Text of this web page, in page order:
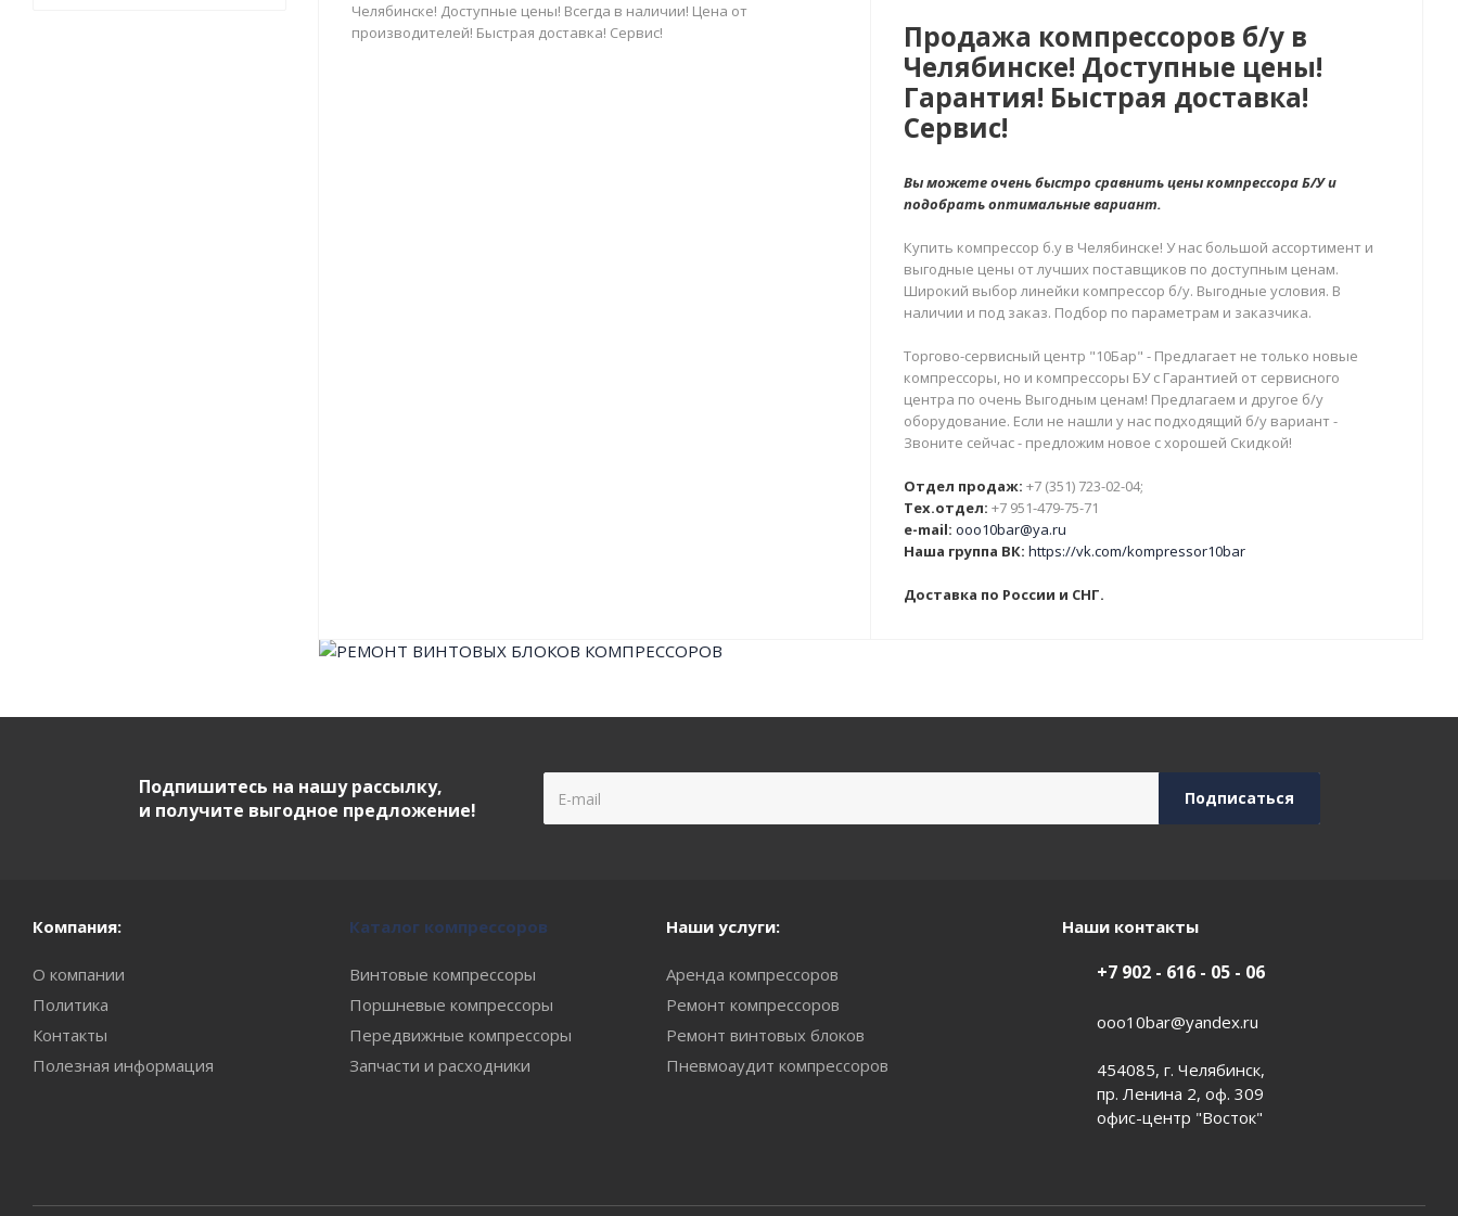
Челябинске! Доступные цены! Всегда в наличии! Цена от
производителей! Быстрая доставка! Сервис!
Продажа компрессоров б/у в
Челябинске! Доступные цены!
Гарантия! Быстрая доставка!
Сервис!
Вы можете очень быстро сравнить цены компрессора Б/У и
подобрать оптимальные вариант.
Купить компрессор б.у в Челябинске! У нас большой ассортимент и
выгодные цены от лучших поставщиков по доступным ценам.
Широкий выбор линейки компрессор б/у. Выгодные условия. В
наличии и под заказ. Подбор по параметрам и заказчика.
Торгово-сервисный центр "10Бар" - Предлагает не только новые
компрессоры, но и компрессоры БУ с Гарантией от сервисного
центра по очень Выгодным ценам! Предлагаем и другое б/у
оборудование. Если не нашли у нас подходящий б/у вариант -
Звоните сейчас - предложим новое с хорошей Скидкой!
Отдел продаж: +7 (351) 723-02-04;
Тех.отдел: +7 951-479-75-71
e-mail: ooo10bar@ya.ru
Наша группа ВК: https://vk.com/kompressor10bar
Доставка по России и СНГ.
Подпишитесь на нашу рассылку,
и получите выгодное предложение!
Компания:
О компании
Политика
Контакты
Полезная информация
Каталог компрессоров
Винтовые компрессоры
Поршневые компрессоры
Передвижные компрессоры
Запчасти и расходники
Наши услуги:
Аренда компрессоров
Ремонт компрессоров
Ремонт винтовых блоков
Пневмоаудит компрессоров
Наши контакты
+7 902 - 616 - 05 - 06
ooo10bar@yandex.ru
454085, г. Челябинск,
пр. Ленина 2, оф. 309
офис-центр "Восток"